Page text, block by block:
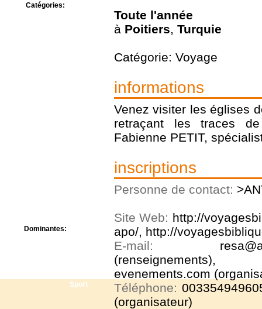
Catégories:
Dominantes:
Sport
Toute l'année
à Poitiers, Turquie
Catégorie: Voyage
informations
Venez visiter les églises
retraçant les traces
Fabienne PETIT,
inscriptions
Personne de contact:
Site Web: http://
apo/, http://
E-mail:
evenements.com
Téléphone:
(organisateur)